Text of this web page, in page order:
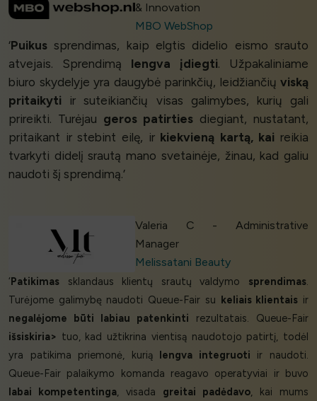
& Innovation
MBO WebShop
‘Puikus sprendimas, kaip elgtis didelio eismo srauto
atvejais. Sprendimą lengva įdiegti. Užpakaliniame
biuro skydelyje yra daugybė parinkčių, leidžiančių viską
pritaikyti ir suteikiančių visas galimybes, kurių gali
prireikti. Turėjau geros patirties diegiant, nustatant,
pritaikant ir stebint eilę, ir kiekvieną kartą, kai reikia
tvarkyti didelį srautą mano svetainėje, žinau, kad galiu
naudoti šį sprendimą.’
Valeria C - Administrative
Manager
Melissatani Beauty
‘Patikimas sklandaus klientų srautų valdymo sprendimas.
Turėjome galimybę naudoti Queue-Fair su keliais klientais ir
negalėjome būti labiau patenkinti rezultatais. Queue-Fair
išsiskiria> tuo, kad užtikrina vientisą naudotojo patirtį, todėl
yra patikima priemonė, kurią lengva integruoti ir naudoti.
Queue-Fair palaikymo komanda reagavo operatyviai ir buvo
labai kompetentinga, visada greitai padėdavo, kai mums